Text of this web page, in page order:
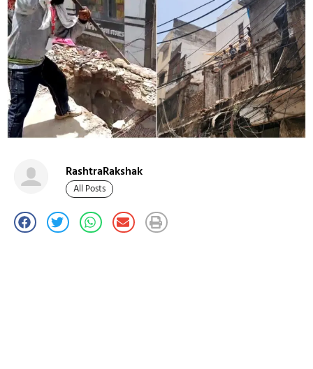
RashtraRakshak
All Posts